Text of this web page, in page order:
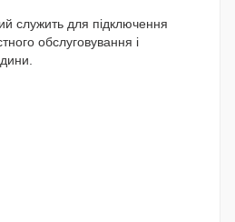
служить для підключення
обслуговування і